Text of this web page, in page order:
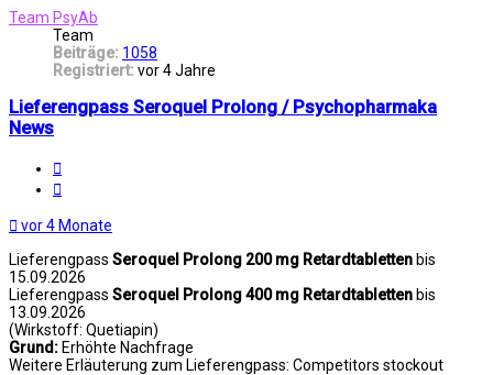
Team PsyAb
Team
Beiträge: 1058
Registriert: vor 4 Jahre
Lieferengpass Seroquel Prolong / Psychopharmaka
News
vor 4 Monate
Lieferengpass Seroquel Prolong 200 mg Retardtabletten bis
15.09.2026
Lieferengpass Seroquel Prolong 400 mg Retardtabletten bis
13.09.2026
(Wirkstoff: Quetiapin)
Grund: Erhöhte Nachfrage
Weitere Erläuterung zum Lieferengpass: Competitors stockout